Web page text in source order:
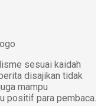
sesuai kaidah
disajikan tidak
mampu
positif para pembaca.